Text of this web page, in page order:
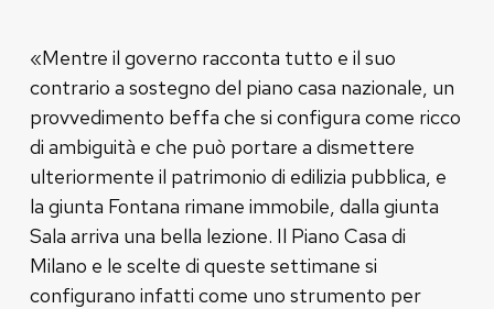
«Mentre il governo racconta tutto e il suo
contrario a sostegno del piano casa nazionale, un
provvedimento beffa che si configura come ricco
di ambiguità e che può portare a dismettere
ulteriormente il patrimonio di edilizia pubblica, e
la giunta Fontana rimane immobile, dalla giunta
Sala arriva una bella lezione. Il Piano Casa di
Milano e le scelte di queste settimane si
configurano infatti come uno strumento per